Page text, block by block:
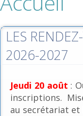
LES
2026-2027
Jeudi 20 août :
inscriptions.
au secrétariat et